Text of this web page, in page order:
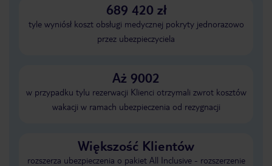
689 420 zł
tyle wyniósł koszt obsługi medycznej pokryty jednorazowo
przez ubezpieczyciela
Aż 9002
w przypadku tylu rezerwacji Klienci otrzymali zwrot kosztów
wakacji w ramach ubezpieczenia od rezygnacji
Większość Klientów
rozszerza ubezpieczenia o pakiet All Inclusive - rozszerzenie